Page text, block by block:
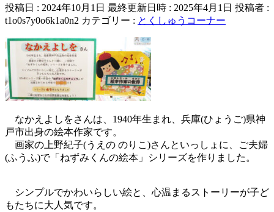
投稿日 : 2024年10月1日 最終更新日時 : 2025年4月1日 投稿者 :
t1o0s7y0o6k1a0n2 カテゴリー : とくしゅうコーナー
なかえよしをさんは、1940年生まれ、兵庫(ひょうご)県神
戸市出身の絵本作家です。
画家の上野紀子(うえの のりこ)さんといっしょに、ご夫婦
(ふうふ)で「ねずみくんの絵本」シリーズを作りました。
シンプルでかわいらしい絵と、心温まるストーリーが子ど
もたちに大人気です。